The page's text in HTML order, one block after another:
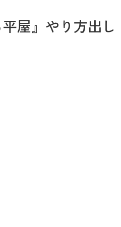
屋』やり方出し